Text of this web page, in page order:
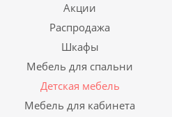
Акции
Распродажа
Шкафы
Мебель для спальни
Детская мебель
Мебель для кабинета